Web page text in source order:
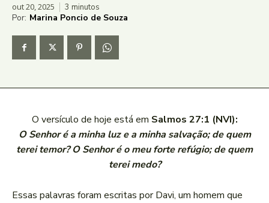
out 20, 2025 3 minutos
Por: Marina Poncio de Souza
O versículo de hoje está em Salmos 27:1 (NVI):
O Senhor é a minha luz e a minha salvação; de quem
terei temor? O Senhor é o meu forte refúgio; de quem
terei medo?
Essas palavras foram escritas por Davi, um homem que